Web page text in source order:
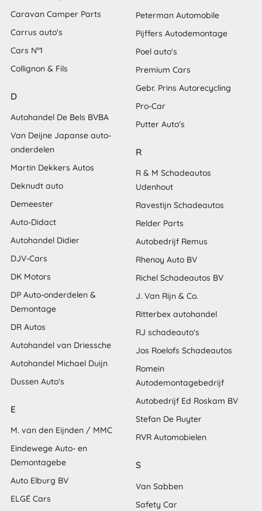
Caravan Camper Parts
Carrus auto's
Cars N°1
Collignon & Fils
D
Autohandel De Bels BVBA
Van Deijne Japanse auto-
onderdelen
Martin Dekkers Autos
Deknudt auto
Demeester
Auto-Didact
Autohandel Didier
DJV-Cars
DK Motors
DP Auto-onderdelen &
Demontage
DR Autos
Autohandel van Driessche
Autohandel Michael Duijn
Dussen Auto's
E
M. van den Eijnden / MMC
Eindewege Auto- en
Demontagebe
Auto Elburg BV
ELGÉ Cars
Peterman Automobile
Pijffers Autodemontage
Poel auto's
Premium Cars
Gebr. Prins Autorecycling
Pro-Car
Putter Auto's
R
R & M Schadeautos
Udenhout
Ravestijn Schadeautos
Relder Parts
Autobedrijf Remus
Rhenoy Auto BV
Richel Schadeautos BV
J. Van Rijn & Co.
Ritterbex autohandel
RJ schadeauto's
Jos Roelofs Schadeautos
Romein
Autodemontagebedrijf
Autobedrijf Ed Roskam BV
Stefan De Ruyter
RVR Automobielen
S
Van Sabben
Safety Car